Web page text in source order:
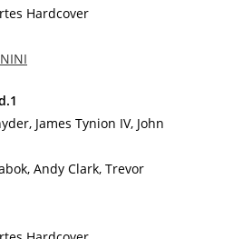
Hardcover
James Tynion IV, John
Andy Clark, Trevor